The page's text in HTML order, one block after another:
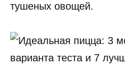
тушеных овощей.